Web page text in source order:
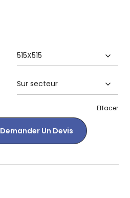
Effacer
Demander Un Devis